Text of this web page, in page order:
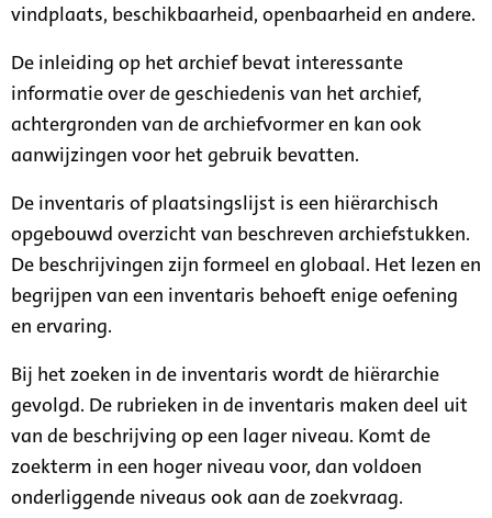
vindplaats, beschikbaarheid, openbaarheid en andere.
De inleiding op het archief bevat interessante
informatie over de geschiedenis van het archief,
achtergronden van de archiefvormer en kan ook
aanwijzingen voor het gebruik bevatten.
De inventaris of plaatsingslijst is een hiërarchisch
opgebouwd overzicht van beschreven archiefstukken.
De beschrijvingen zijn formeel en globaal. Het lezen en
begrijpen van een inventaris behoeft enige oefening
en ervaring.
Bij het zoeken in de inventaris wordt de hiërarchie
gevolgd. De rubrieken in de inventaris maken deel uit
van de beschrijving op een lager niveau. Komt de
zoekterm in een hoger niveau voor, dan voldoen
onderliggende niveaus ook aan de zoekvraag.